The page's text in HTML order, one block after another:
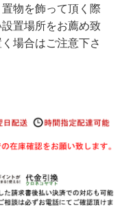
物を飾って頂く際
置場所をお薦め致
場合はご注意下さ